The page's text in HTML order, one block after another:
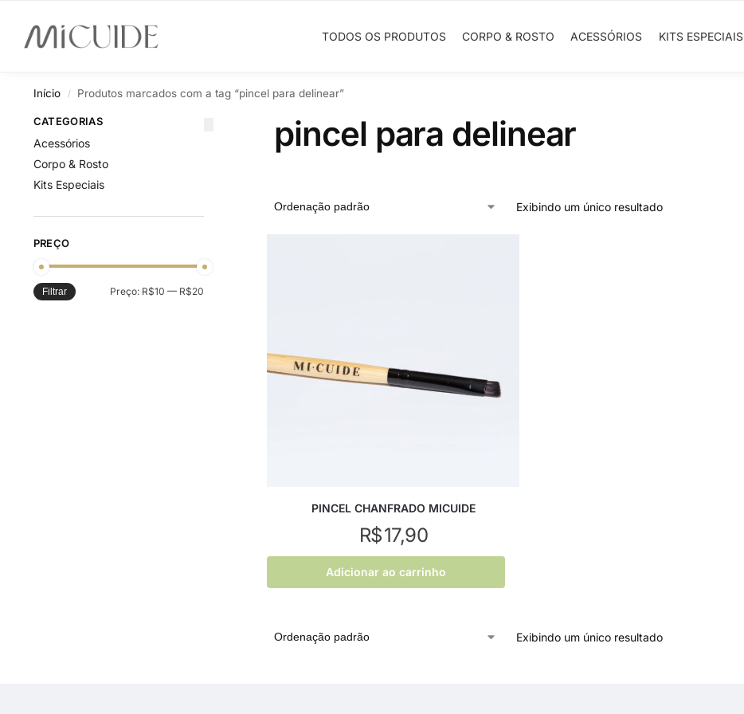
TODOS OS PRODUTOS CORPO & ROSTO ACESSÓRIOS KITS ESPECIAIS
Search
Início / Produtos marcados com a tag “pincel para delinear”
pincel para delinear
Exibindo um único resultado
PINCEL CHANFRADO MICUIDE
R$17,90
Adicionar ao carrinho
Exibindo um único resultado
CATEGORIAS
Acessórios
Corpo & Rosto
Kits Especiais
PREÇO
Filtrar Preço: R$10 — R$20